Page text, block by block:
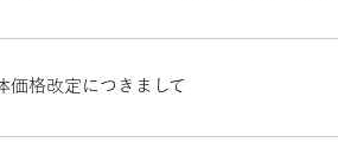
価格改定につきまして